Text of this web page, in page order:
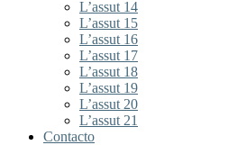
L’assut 14
L’assut 15
L’assut 16
L’assut 17
L’assut 18
L’assut 19
L’assut 20
L’assut 21
Contacto